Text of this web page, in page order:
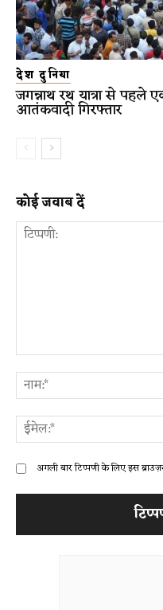
देश दुनिया
जगन्नाथ रथ यात्रा से पहले
आतंकवादी गिरफ्तार
कोई जवाब दें
अगली बार टिप्पणी के लिए इस